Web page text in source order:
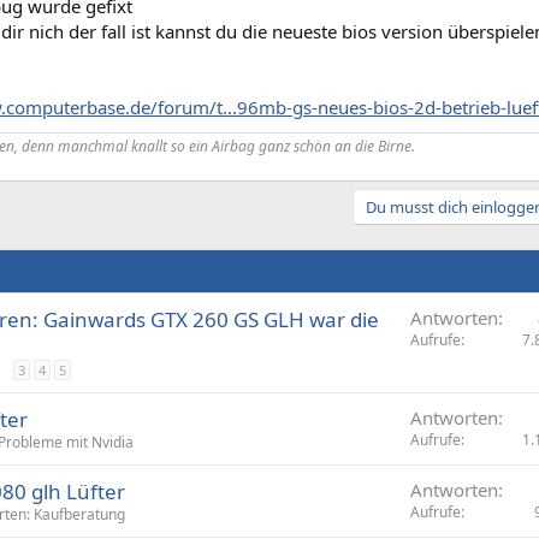
wurde gefixt
nich der fall ist kannst du die neueste bios version
forum/t...96mb-gs-neues-bios-2d-betrieb-
denn manchmal knallt so einAirbagganz schön an die Birne.
Du musst dich
Gainwards GTX 260 GS GLH war die
3 4 5
Antworten
Aufrufe
mit Nvidia
Antworten
Aufrufe
glh Lüfter
Kaufberatung
Antworten
Aufrufe